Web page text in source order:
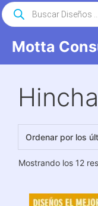
Saltar
al
Motta
Búsqueda
de
productos
Mostrando los 12